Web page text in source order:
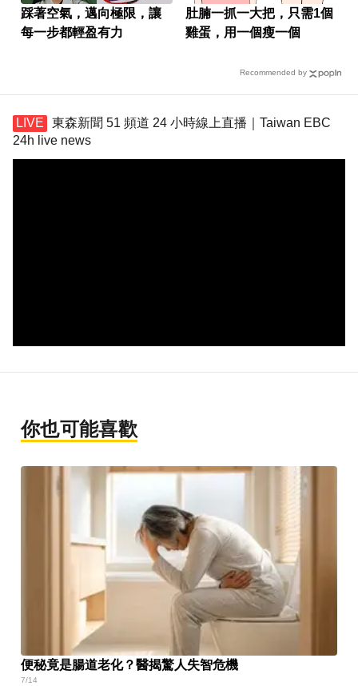
踩著空氣，邁向極限，讓
每一步都輕盈有力
肚腩一抓一大把，只需1個
雞蛋，用一個瘦一個
Recommended by
東森新聞 51 頻道 24 小時線上直播｜Taiwan EBC
24h live news
你也可能喜歡
便秘竟是腸道老化？醫揭驚人失智危機
7/14